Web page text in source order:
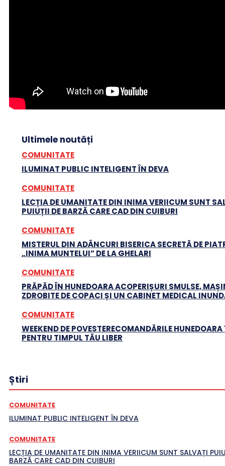
Ultimele noutăți
COMUNITATE
ILUMINAT PUBLIC INTELIGENT ÎN DEVA
COMUNITATE
LECȚIA DE UMANITATE DIN INIMA VERIICUM SUNT
PUIUȚII DE BARZĂ CARE CAD DIN CUIBURI
COMUNITATE
MISTERUL DIN ADÂNCURI BISERICA SECRETĂ DE
„INIMA MUNTELUI” DE LA GHELARI
COMUNITATE
PRĂPĂD ÎN HUNEDOARA ACOPERIȘURI SMULSE,
ZDROBITE DE COPACI ȘI UN CABINET MEDICAL
COMUNITATE
WEEKEND DE POVESTERECOMANDĂRILE HUNEDOARA
PENTRU TIMPUL TĂU LIBER
Știri
COMUNITATE
ILUMINAT PUBLIC INTELIGENT ÎN DEVA
COMUNITATE
LECȚIA DE UMANITATE DIN INIMA VERIICUM SUNT SALVAȚI
BARZĂ CARE CAD DIN CUIBURI